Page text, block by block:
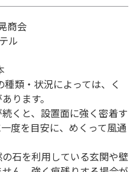
商会
ル
種類・状況によっては、く
ります。
くと、設置面に強く密着す
度を目安に、めくって風通
石を利用している玄関や壁